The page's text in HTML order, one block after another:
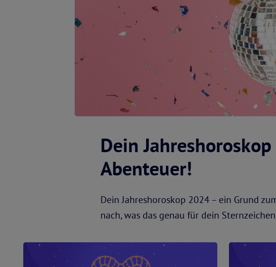
Dein
Abenteuer!
Dein Jahreshoroskop 2024 – ein Grund
nach, was das genau für dein